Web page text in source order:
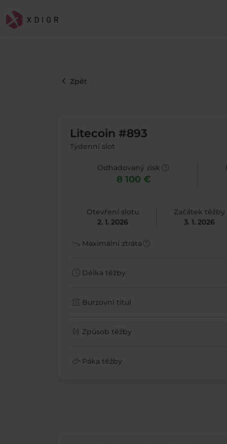
keyboard_arrow_left Zpět
Litecoin #893
Týdenní slot
Odhadovaný zisk
8 100 €
Otevření slotu
2. 1. 2026
Začátek těžby
3. 1. 2026
trending_down Maximální ztrátahelp
schedule Délka těžby
account_balance Burzovní titul
candlestick_chart Způsob těžby
finance_mode Páka těžby